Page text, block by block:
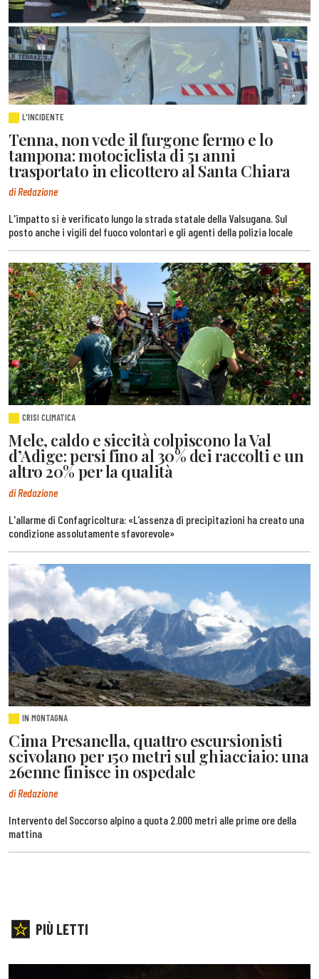
L'INCIDENTE
Tenna, non vede il furgone fermo e lo
tampona: motociclista di 51 anni
trasportato in elicottero al Santa Chiara
di Redazione
L'impatto si è verificato lungo la strada statale della Valsugana. Sul
posto anche i vigili del fuoco volontari e gli agenti della polizia locale
CRISI CLIMATICA
Mele, caldo e siccità colpiscono la Val
d’Adige: persi fino al 30% dei raccolti e un
altro 20% per la qualità
di Redazione
L'allarme di Confagricoltura: «L’assenza di precipitazioni ha creato una
condizione assolutamente sfavorevole»
IN MONTAGNA
Cima Presanella, quattro escursionisti
scivolano per 150 metri sul ghiacciaio: una
26enne finisce in ospedale
di Redazione
Intervento del Soccorso alpino a quota 2.000 metri alle prime ore della
mattina
PIÙ LETTI